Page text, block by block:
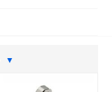
▼